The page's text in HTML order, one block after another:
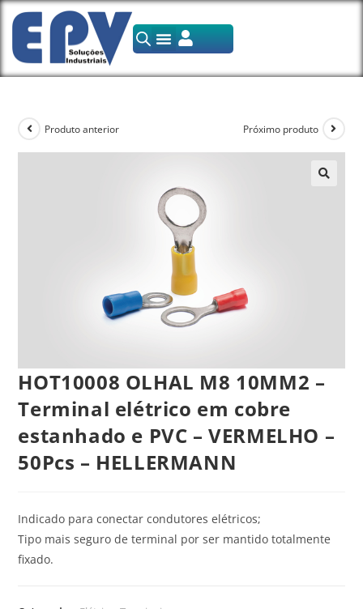
Produto anterior Próximo produto
HOT10008 OLHAL M8 10MM2 –
Terminal elétrico em cobre
estanhado e PVC – VERMELHO –
50Pcs – HELLERMANN
Indicado para conectar condutores elétricos;
Tipo mais seguro de terminal por ser mantido totalmente
fixado.